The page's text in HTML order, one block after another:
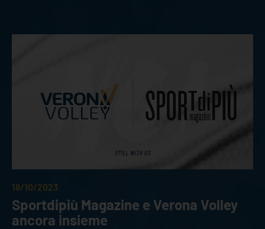
18/10/2023
Sportdipiù Magazine e Verona Volley
ancora insieme